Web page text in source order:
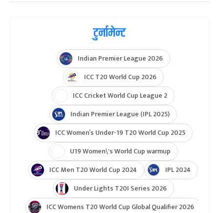
टुर्नामेन्ट
Indian Premier League 2026
ICC T20 World Cup 2026
ICC Cricket World Cup League 2
Indian Premier League (IPL 2025)
ICC Women’s Under-19 T20 World Cup 2025
U19 Women\'s World Cup warmup
ICC Men T20 World Cup 2024
IPL 2024
Under Lights T20I Series 2026
ICC Womens T20 World Cup Global Qualifier 2026